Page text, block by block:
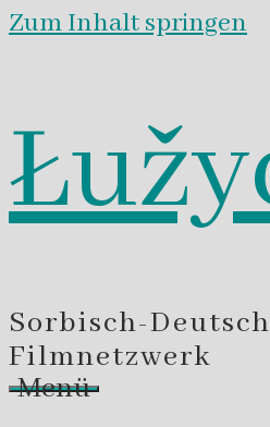
Zum Inhalt springen
Sorbisch-
Filmnetzwerk
Menü